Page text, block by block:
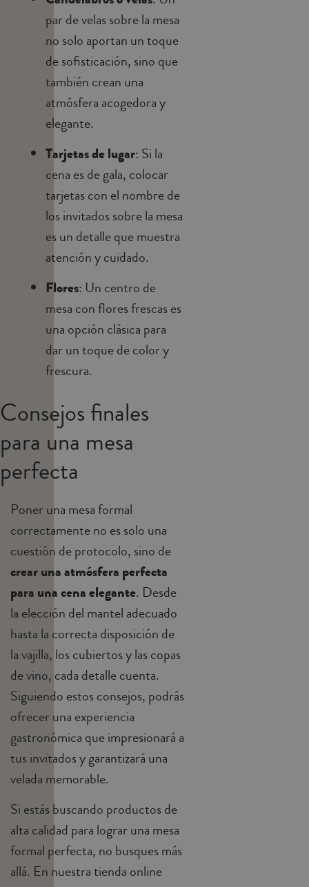
par de velas sobre la mesa
no solo aportan un toque
de sofisticación, sino que
también crean una
atmósfera acogedora y
elegante.
Tarjetas de lugar: Si la
cena es de gala, colocar
tarjetas con el nombre de
los invitados sobre la mesa
es un detalle que muestra
atención y cuidado.
Flores: Un centro de
mesa con flores frescas es
una opción clásica para
dar un toque de color y
frescura.
Consejos finales
para una mesa
perfecta
Poner una mesa formal
correctamente no es solo una
cuestión de protocolo, sino de
crear una atmósfera perfecta
para una cena elegante. Desde
la elección del mantel adecuado
hasta la correcta disposición de
la vajilla, los cubiertos y las copas
de vino, cada detalle cuenta.
Siguiendo estos consejos, podrás
ofrecer una experiencia
gastronómica que impresionará a
tus invitados y garantizará una
velada memorable.
Si estás buscando productos de
alta calidad para lograr una mesa
formal perfecta, no busques más
allá. En nuestra tienda online